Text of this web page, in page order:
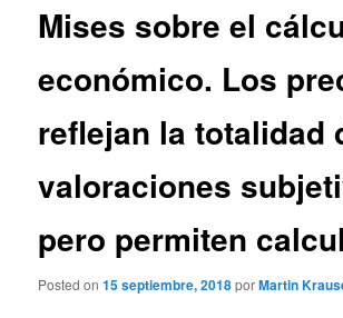
Mises sobre el
económico. Los
reflejan la totalidad
valoraciones
pero permiten
Posted on15 septiembre, 2018porMartin